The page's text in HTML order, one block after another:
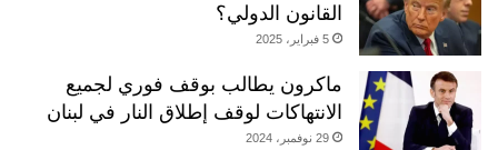
القانون الدولي؟
5 فبراير، 2025
ماكرون يطالب بوقف فوري لجميع
الانتهاكات لوقف إطلاق النار في لبنان
29 نوفمبر، 2024